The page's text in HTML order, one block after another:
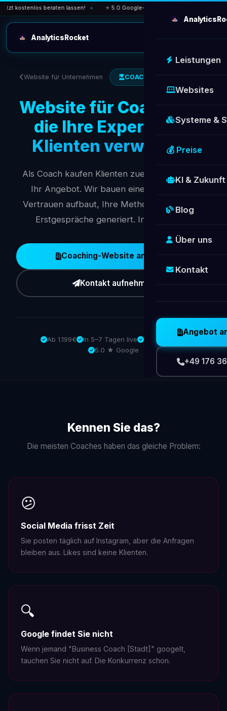
beraten lassen! ⭐ 5.0 Google-Bewertung — über 30 zufriedene
AnalyticsRocket
Leistungen
Websites
Systeme &
💰 Preise
KI & Zukunft
Blog
Über uns
Kontakt
Angebot
+49 176
Website für Unternehmen COACHES & BERATER
Website für Coaches —
die Ihre Expertise in
Klienten verwandelt
Als Coach kaufen Klienten zuerst Sie
Ihr Angebot. Wir bauen eine Website, die
Vertrauen aufbaut, Ihre Methode erklärt und
Erstgespräche generiert. In 5–7 Tagen.
Coaching-Website anfragen
Kontakt aufnehmen
Ab 1.199€ In 5–7 Tagen live
SEO inklusive
5.0 ★ Google
Kennen Sie das?
Die meisten Coaches haben das gleiche Problem:
😕
Social Media frisst Zeit
Sie posten täglich auf Instagram, aber die Anfragen
bleiben aus. Likes sind keine Klienten.
🔍
Google findet Sie nicht
Wenn jemand "Business Coach [Stadt]" googelt,
tauchen Sie nicht auf. Die Konkurrenz schon.